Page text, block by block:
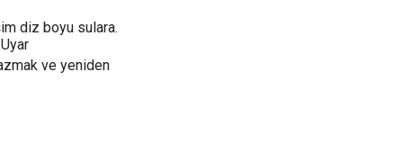
diz boyu sulara.
ve yeniden